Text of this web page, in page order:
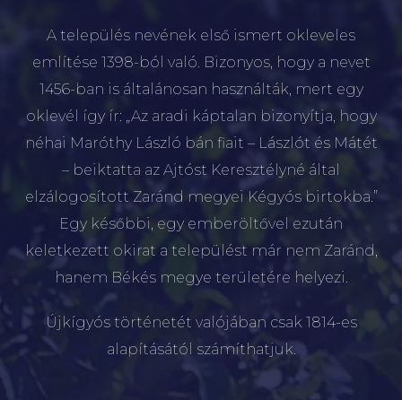
A település nevének első ismert okleveles
említése 1398-ból való. Bizonyos, hogy a nevet
1456-ban is általánosan használták, mert egy
oklevél így ír: „Az aradi káptalan bizonyítja, hogy
néhai Maróthy László bán fiait – Lászlót és Mátét
– beiktatta az Ajtóst Keresztélyné által
elzálogosított Zaránd megyei Kégyós birtokba.”
Egy későbbi, egy emberöltővel ezután
keletkezett okirat a települést már nem Zaránd,
hanem Békés megye területére helyezi.
Újkígyós történetét valójában csak 1814-es
alapításától számíthatjuk.